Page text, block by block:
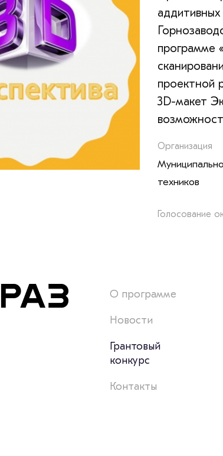
программе
проектной
3D-макет
Организация
техников
Голосование
О программе
Новости
Грантовый
конкурс
Контакты